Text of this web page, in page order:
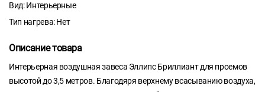
Вид: Интерьерные
Тип нагрева: Нет
Описание товара
Интерьерная воздушная завеса Эллипс Бриллиант для проемов
высотой до 3,5 метров. Благодяря верхнему всасыванию воздуха,